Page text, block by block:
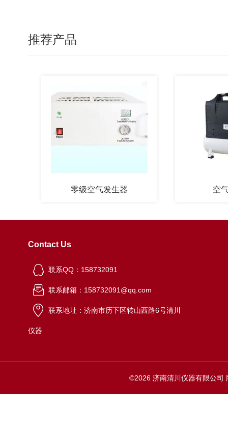
推荐产品
零级空气发生器 空气发生
Contact Us
联系QQ：158732091
联系邮箱：158732091@qq.com
联系地址：济南市历下区转山西路6号清川
仪器
©2026 济南清川仪器有限公